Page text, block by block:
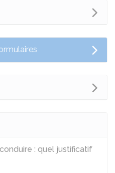
: quel justificatif